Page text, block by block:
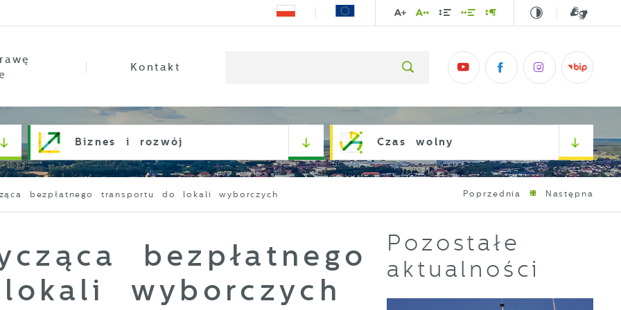
Kontakt
Biznes i rozwój Czas wolny
bezpłatnego transportu do lokali wyborczych Poprzednia Następna
bezpłatnego
wyborczych
Pozostałe
aktualności